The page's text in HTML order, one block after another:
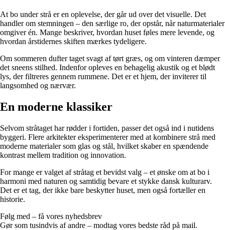
At bo under strå er en oplevelse, der går ud over det visuelle. Det
handler om stemningen – den særlige ro, der opstår, når naturmaterialer
omgiver én. Mange beskriver, hvordan huset føles mere levende, og
hvordan årstidernes skiften mærkes tydeligere.
Om sommeren dufter taget svagt af tørt græs, og om vinteren dæmper
det sneens stilhed. Indenfor opleves en behagelig akustik og et blødt
lys, der filtreres gennem rummene. Det er et hjem, der inviterer til
langsomhed og nærvær.
En moderne klassiker
Selvom stråtaget har rødder i fortiden, passer det også ind i nutidens
byggeri. Flere arkitekter eksperimenterer med at kombinere strå med
moderne materialer som glas og stål, hvilket skaber en spændende
kontrast mellem tradition og innovation.
For mange er valget af stråtag et bevidst valg – et ønske om at bo i
harmoni med naturen og samtidig bevare et stykke dansk kulturarv.
Det er et tag, der ikke bare beskytter huset, men også fortæller en
historie.
Følg med – få vores nyhedsbrev
Gør som tusindvis af andre – modtag vores bedste råd på mail.